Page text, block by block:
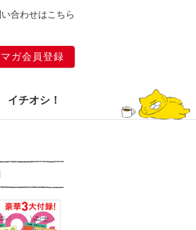
合わせはこちら
ガ会員登録
イチオシ！